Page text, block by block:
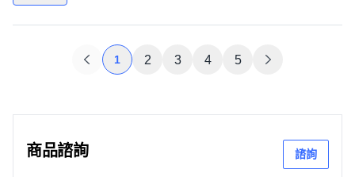
1 2 3 4 5
商品諮詢 諮詢